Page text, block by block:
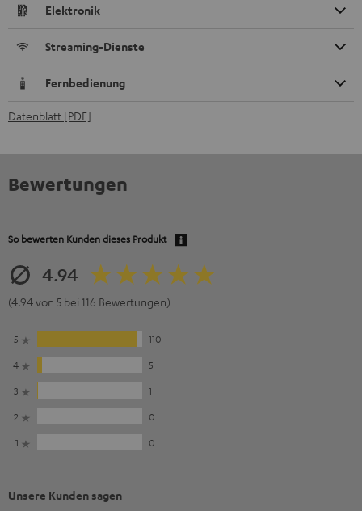
Elektronik
Streaming-Dienste
Fernbedienung
Datenblatt [PDF]
Bewertungen
So bewerten Kunden dieses Produkt
4.94
(4.94 von 5 bei 116 Bewertungen)
5
110
4
5
3
1
2
0
1
0
Unsere Kunden sagen